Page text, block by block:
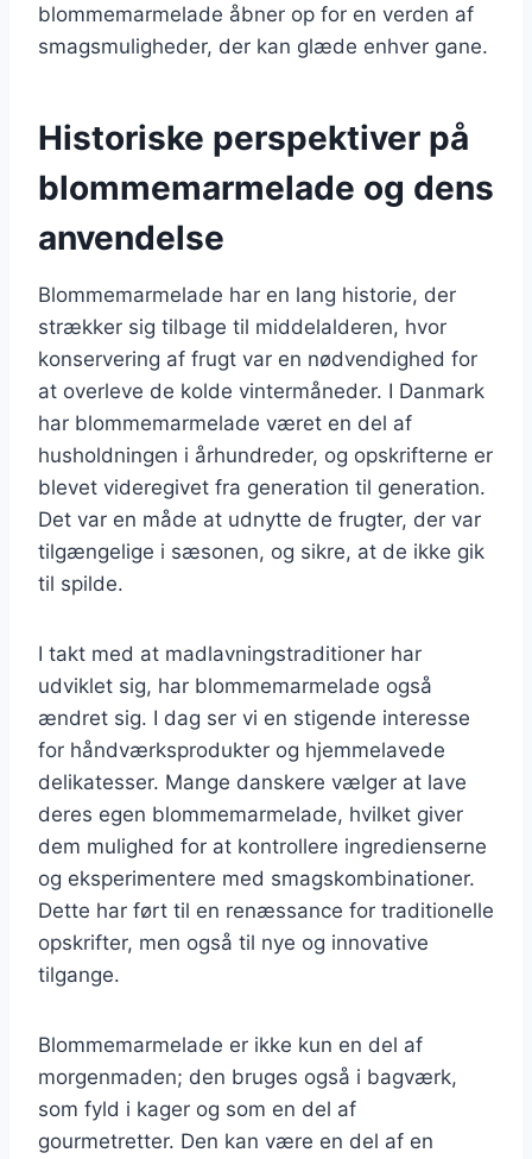
blommemarmelade åbner op for en verden af
smagsmuligheder, der kan glæde enhver gane.
Historiske perspektiver på
blommemarmelade og dens
anvendelse
Blommemarmelade har en lang historie, der
strækker sig tilbage til middelalderen, hvor
konservering af frugt var en nødvendighed for
at overleve de kolde vintermåneder. I Danmark
har blommemarmelade været en del af
husholdningen i århundreder, og opskrifterne er
blevet videregivet fra generation til generation.
Det var en måde at udnytte de frugter, der var
tilgængelige i sæsonen, og sikre, at de ikke gik
til spilde.
I takt med at madlavningstraditioner har
udviklet sig, har blommemarmelade også
ændret sig. I dag ser vi en stigende interesse
for håndværksprodukter og hjemmelavede
delikatesser. Mange danskere vælger at lave
deres egen blommemarmelade, hvilket giver
dem mulighed for at kontrollere ingredienserne
og eksperimentere med smagskombinationer.
Dette har ført til en renæssance for traditionelle
opskrifter, men også til nye og innovative
tilgange.
Blommemarmelade er ikke kun en del af
morgenmaden; den bruges også i bagværk,
som fyld i kager og som en del af
gourmetretter. Den kan være en del af en